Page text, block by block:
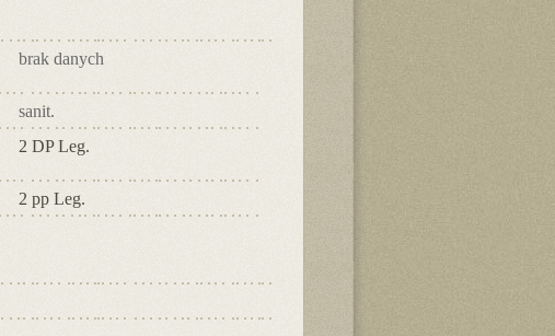
brak danych
sanit.
2 DP Leg.
2 pp Leg.